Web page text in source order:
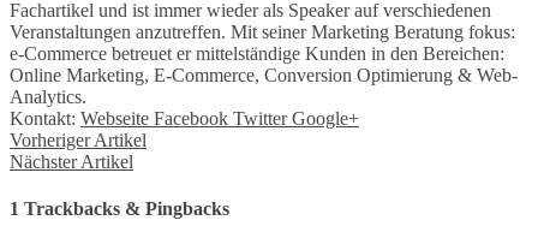
Fachartikel und ist immer wieder als Speaker auf verschiedenen
Veranstaltungen anzutreffen. Mit seiner Marketing Beratung fokus:
e-Commerce betreuet er mittelständige Kunden in den Bereichen:
Online Marketing, E-Commerce, Conversion Optimierung & Web-
Analytics.
Kontakt: Webseite Facebook Twitter Google+
Vorheriger Artikel
Nächster Artikel
1 Trackbacks & Pingbacks